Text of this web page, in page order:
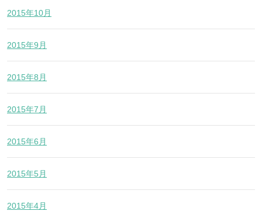
2015年10月
2015年9月
2015年8月
2015年7月
2015年6月
2015年5月
2015年4月